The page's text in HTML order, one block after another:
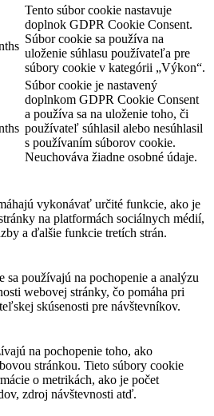
Tento súbor cookie nastavuje
doplnok GDPR Cookie Consent.
Súbor cookie sa používa na
uloženie súhlasu používateľa pre
súbory cookie v kategórii „Výkon“.
Súbor cookie je nastavený
doplnkom GDPR Cookie Consent
a používa sa na uloženie toho, či
používateľ súhlasil alebo nesúhlasil
s používaním súborov cookie.
Neuchováva žiadne osobné údaje.
vykonávať určité funkcie, ako je
na platformách sociálnych médií,
a ďalšie funkcie tretích strán.
používajú na pochopenie a analýzu
webovej stránky, čo pomáha pri
skúsenosti pre návštevníkov.
na pochopenie toho, ako
stránkou. Tieto súbory cookie
o metrikách, ako je počet
zdroj návštevnosti atď.